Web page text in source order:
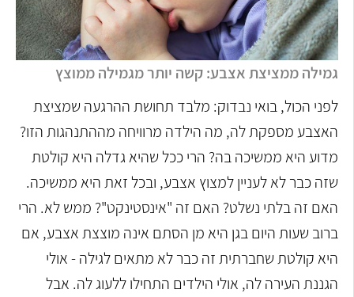
גמילה ממציצת אצבע: קשה יותר מגמילה ממוצץ
לפני הכול, בואי נבדוק: מלבד תחושת ההרגעה שמציצת
האצבע מספקת לה, מה הילדה מרוויחה מההתנהגות הזו?
מדוע היא ממשיכה בה? הרי ככל שהיא גדלה היא קולטת
שזה כבר לא לעניין למצוץ אצבע, ובכל זאת היא ממשיכה.
האם זה בלתי נשלט? האם זה "אינסטינקט"? ממש לא. הרי
ברוב שעות היום בגן היא מן הסתם אינה מוצצת אצבע, אם
היא קולטת שחברתית זה כבר לא מתאים לגילה - אולי
הגננת העירה לה, אולי הילדים התחילו ללעוג לה. אבל